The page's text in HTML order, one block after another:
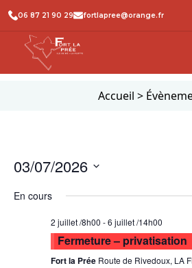
06 87 21 90 29 fortlapree@orange.fr
Accueil >
03/07/2026
une
En cours
2 juillet /8h00 -6 juillet /14h00
Fermeture – privatisation
Fort la Prée Route de Rivedoux, LA